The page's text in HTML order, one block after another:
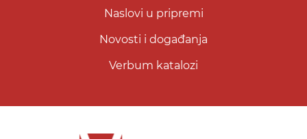
Naslovi u pripremi
Novosti i događanja
Verbum katalozi